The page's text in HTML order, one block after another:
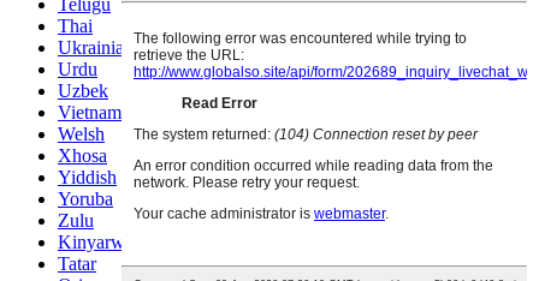
Telugu
Thai
Ukrainian
Urdu
Uzbek
Vietnamese
Welsh
Xhosa
Yiddish
Yoruba
Zulu
Kinyarwanda
Tatar